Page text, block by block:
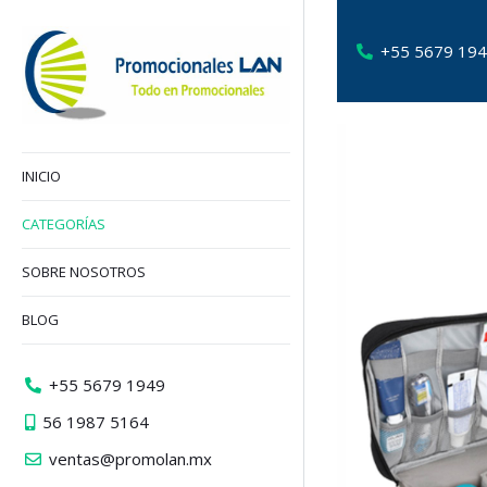
+55 5679
INICIO
CATEGORÍAS
SOBRE NOSOTROS
BLOG
+55 5679 1949
56 1987 5164
ventas@promolan.mx